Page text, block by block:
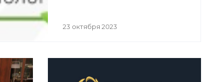
23 октября 2023